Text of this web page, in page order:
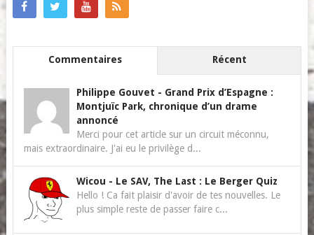
Commentaires Récent
Philippe Gouvet - Grand Prix d’Espagne :
Montjuïc Park, chronique d’un drame
annoncé
Merci pour cet article sur un circuit méconnu,
mais extraordinaire. J'ai eu le privilège d...
Wicou - Le SAV, The Last : Le Berger Quiz
Hello ! Ca fait plaisir d'avoir de tes nouvelles. Le
plus simple reste de passer faire c...